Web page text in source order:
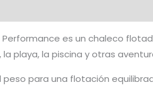
es un chaleco
playa, la piscina y otras
para una flotación